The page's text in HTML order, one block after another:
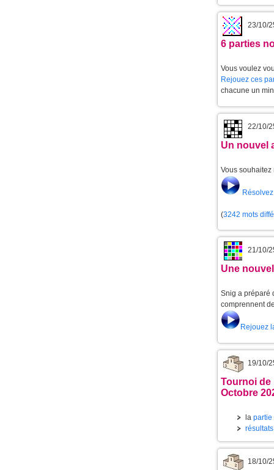
23/10/
6 parties
Vous voulez
Rejouez ces
chacune un
22/10/
Un nouvel
Vous souhaitez
(3242 mots
21/10/
Une
Snig a préparé
comprennent
Rejouez
19/10/
Tournoi de
Octobre
la partie
18/10/